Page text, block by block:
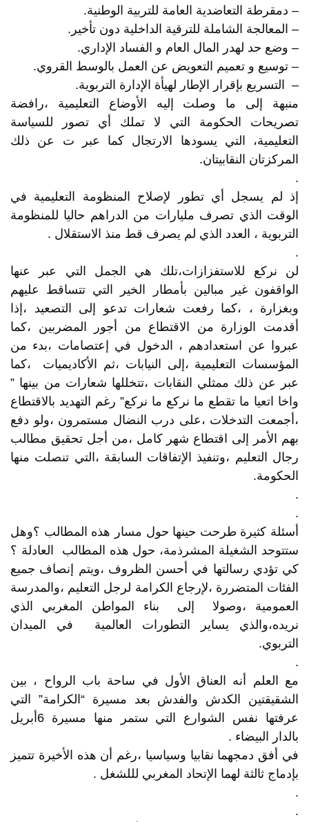
– دمقرطة التعاضدية العامة للتربية الوطنية.
– المعالجة الشاملة للترقية الداخلية دون تأخير.
– وضع حد لهدر المال العام و الفساد الإداري.
– توسيع و تعميم التعويض عن العمل بالوسط القروي.
– التسريع بإقرار الإطار لهيأة الإدارة التربوية.
منبهة إلى ما وصلت إليه الأوضاع التعليمية ،رافضة
تصريحات الحكومة التي لا تملك أي تصور للسياسة
التعليمية، التي يسودها الارتجال كما عبر ت عن ذلك
المركزتان النقابيتان.
.
إذ لم يسجل أي تطور لإصلاح المنظومة التعليمية في
الوقت الذي تصرف مليارات من الدراهم حاليا للمنظومة
التربوية ، العدد الذي لم يصرف قط منذ الاستقلال .
.
لن نركع للاستفزازات،تلك هي الجمل التي عبر عنها
الواقفون غير مبالين بأمطار الخير التي تتساقط عليهم
وبغزارة ، ،كما رفعت شعارات تدعو إلى التصعيد ،إذا
أقدمت الوزارة من الاقتطاع من أجور المضربين ،كما
عبروا عن استعدادهم ، الدخول في إعتصامات ،بدء من
المؤسسات التعليمية ،إلى النيابات ،ثم الأكاديميات ،كما
عبر عن ذلك ممثلي النقابات ،تتخللها شعارات من بينها ”
واخا اتعيا ما تقطع ما نركع ما نركع” رغم التهديد بالاقتطاع
،أجمعت التدخلات ،على درب النضال مستمرون ،ولو دفع
بهم الأمر إلى اقتطاع شهر كامل ،من أجل تحقيق مطالب
رجال التعليم ،وتنفيذ الإتفاقات السابقة ،التي تنصلت منها
الحكومة.
.
.
أسئلة كثيرة طرحت حينها حول مسار هذه المطالب ؟وهل
ستتوحد الشغيلة المشرذمة، حول هذه المطالب العادلة ؟
كي تؤدي رسالتها في أحسن الظروف ،ويتم إنصاف جميع
الفئات المتضررة ،لإرجاع الكرامة لرجل التعليم ،والمدرسة
العمومية ،وصولا إلى بناء المواطن المغربي الذي
نريده،والذي يساير التطورات العالمية في الميدان
التربوي.
.
مع العلم أنه العناق الأول في ساحة باب الرواح ، بين
الشقيقتين الكدش والفدش بعد مسيرة “الكرامة” التي
عرفتها نفس الشوارع التي ستمر منها مسيرة 6أبريل
بالدار البيضاء .
في أفق دمجهما نقابيا وسياسيا ،رغم أن هذه الأخيرة تتميز
بإدماج ثالثة لهما الإتحاد المغربي لللشغل .
.
.